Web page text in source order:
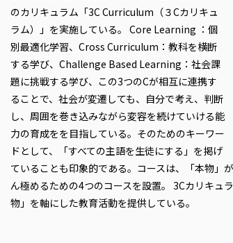
のカリキュラム「3C Curriculum（３Cカリキュ
ラム）」を実施している。 Core Learning ：個
別最適化学習、Cross Curriculum：教科を横断
する学び、Challenge Based Learning：社会課
題に挑戦する学び、この3つのCが相互に連携す
ることで、社会が変遷しても、自分で考え、判断
し、周囲を巻き込みながら変容を続けていける能
力の育成をを目指している。そのためのキーワー
ドとして、「すべての主語を生徒にする」を掲げ
ていることも印象的である。コースは、「本物」
ん極めるための4つのコースを設置。 3Cカリキュ
物」を軸にした教育活動を提供している。